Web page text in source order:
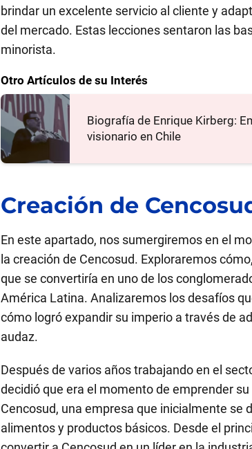
brindar un excelente servicio al cliente y
del mercado. Estas lecciones sentaron las
minorista.
Otro Artículos de su Interés
Biografía de Enrique Kirberg:
visionario en Chile
Creación de
En este apartado, nos sumergiremos en el
la creación de Cencosud. Exploraremos
que se convertiría en uno de los
América Latina. Analizaremos los desafíos
cómo logró expandir su imperio a través de
audaz.
Después de varios años trabajando en el
decidió que era el momento de emprender
Cencosud, una empresa que inicialmente se
alimentos y productos básicos. Desde el